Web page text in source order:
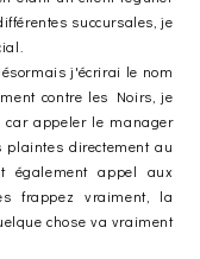
succursales, je
j'écrirai le nom
contre les Noirs, je
appeler le manager
directement au
également appel aux
frappez vraiment, la
chose va vraiment